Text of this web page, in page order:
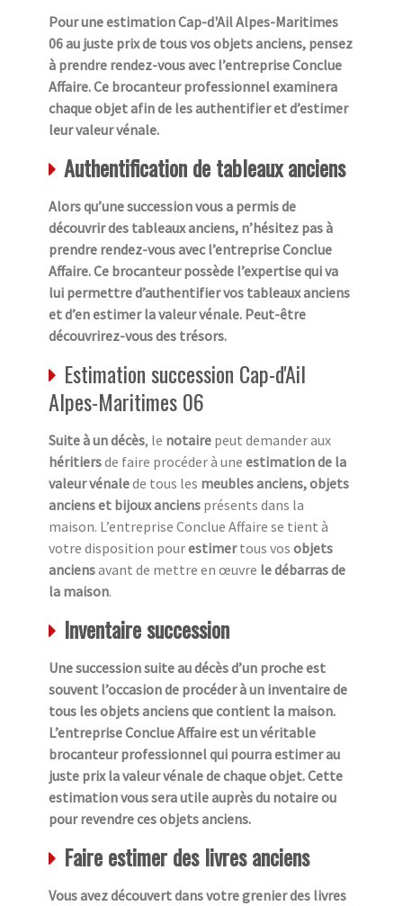
Pour une estimation Cap-d'Ail Alpes-Maritimes
06 au juste prix de tous vos objets anciens, pensez
à prendre rendez-vous avec l’entreprise Conclue
Affaire. Ce brocanteur professionnel examinera
chaque objet afin de les authentifier et d’estimer
leur valeur vénale.
Authentification de tableaux anciens
Alors qu’une succession vous a permis de
découvrir des tableaux anciens, n’hésitez pas à
prendre rendez-vous avec l’entreprise Conclue
Affaire. Ce brocanteur possède l’expertise qui va
lui permettre d’authentifier vos tableaux anciens
et d’en estimer la valeur vénale. Peut-être
découvrirez-vous des trésors.
Estimation succession Cap-d'Ail
Alpes-Maritimes 06
Suite à un décès, le notaire peut demander aux
héritiersde faire procéder à une estimation de la
valeur vénalede tous les meubles anciens, objets
anciens et bijoux anciens présents dans la
maison. L’entreprise Conclue Affaire se tient à
votre disposition pourestimertous vos objets
anciensavant de mettre en œuvre le débarras de
la maison.
Inventaire succession
Une succession suite au décès d’un proche est
souvent l’occasion de procéder à un inventaire de
tous les objets anciens que contient la maison.
L’entreprise Conclue Affaire est un véritable
brocanteur professionnel qui pourra estimer au
juste prix la valeur vénale de chaque objet. Cette
estimation vous sera utile auprès du notaire ou
pour revendre ces objets anciens.
Faire estimer des livres anciens
Vous avez découvert dans votre grenier des livres